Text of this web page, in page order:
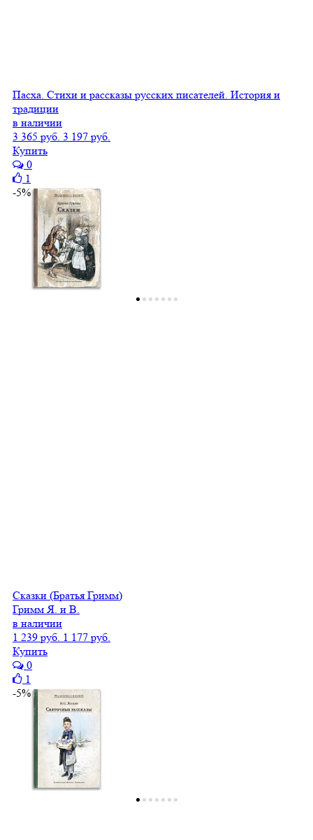
Пасха. Стихи и рассказы русских писателей. История и
традиции
в наличии
3 365 руб. 3 197 руб.
Купить
0
1
-5%
Сказки (Братья Гримм)
Гримм Я. и В.
в наличии
1 239 руб. 1 177 руб.
Купить
0
1
-5%